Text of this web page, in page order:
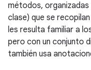
métodos,
clase) que se
les resulta familiar a
pero con un conjunto
también usa